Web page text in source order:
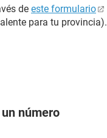
de este formulario
para tu provincia).
número